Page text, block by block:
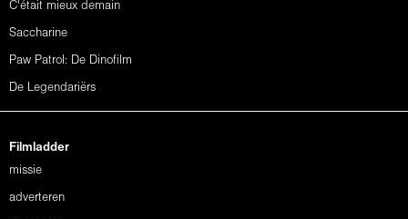
C'était mieux demain
Saccharine
Paw Patrol: De Dinofilm
De Legendariërs
Filmladder
missie
adverteren